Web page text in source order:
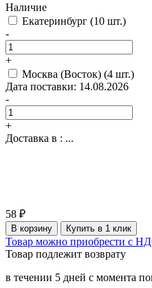
Наличие
Екатеринбург (10 шт.)
-
+
Москва (Восток) (4 шт.)
Дата поставки: 14.08.2026
-
+
Доставка в : ...
58 ₽
В корзину Купить в 1 клик
Товар можно приобрести с
Товар подлежит возврату
в течении 5 дней с момента